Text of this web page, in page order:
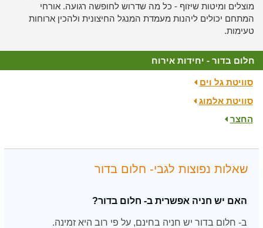
מוצלים ומיטות שיזוף - כל מה שדרוש לחופשה רגועה. אורחי
המתחם יכולים ליהנות מעמדת המנגל החיצונית ולהכין ארוחות
טעימות.
חלום בדור - יחידות אירוח
סוויטת גל וים
סוויטת אלמוג
החצר
שאלות נפוצות לגבי- חלום בדור
האם יש חניה אפשרית ב- חלום בדור?
ב- חלום בדור יש חניה בחינם, על פי רוב היא זמינה.